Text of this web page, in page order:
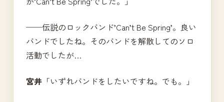
──伝説のロックバンド’Can’t Be Spring’。良い
バンドでしたね。そのバンドを解散してのソロ
活動でしたが…
宮井 「いずれバンドをしたいですね。でも。」